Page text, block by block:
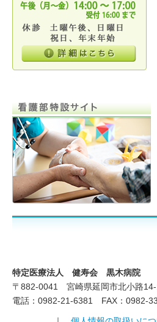
個人健診・事業
全国健康保険協会管掌健康保
船員健診
特定健康診査・特定
地域連携
各部門紹介
黒木病院だより「し
ボランティア
特定医療法人 健寿会 黒木病院
〒882-0041 宮崎県延岡市北小路14-
電話：0982-21-6381 FAX：0982-